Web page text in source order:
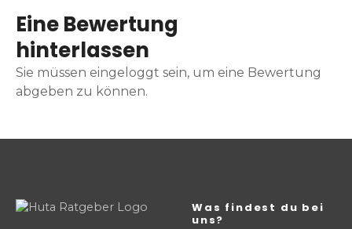
Eine Bewertung
hinterlassen
Sie müssen eingeloggt sein, um eine Bewertung
abgeben zu können.
Was findest du bei
uns?